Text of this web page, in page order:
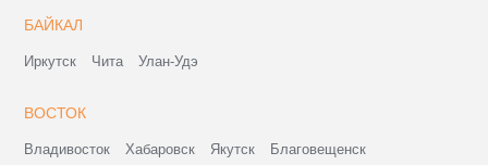
БАЙКАЛ
Иркутск Чита Улан-Удэ
ВОСТОК
Владивосток Хабаровск Якутск
Благовещенск